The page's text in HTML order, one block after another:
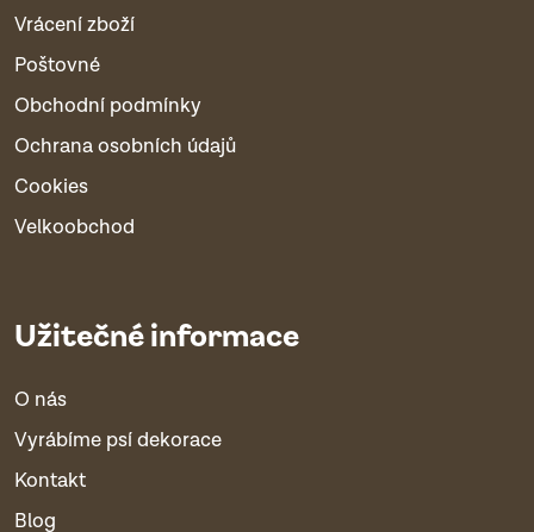
Vrácení zboží
Poštovné
Obchodní podmínky
Ochrana osobních údajů
Cookies
Velkoobchod
Užitečné informace
O nás
Vyrábíme psí dekorace
Kontakt
Blog